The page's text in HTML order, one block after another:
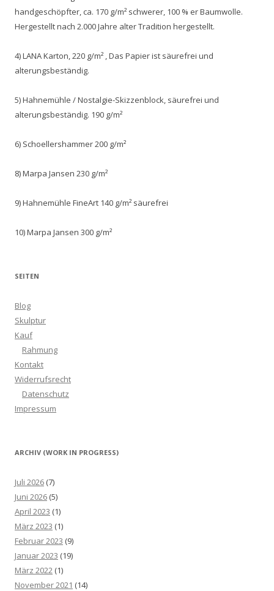
handgeschöpfter, ca. 170 g/m² schwerer, 100 % er Baumwolle.
Hergestellt nach 2.000 Jahre alter Tradition hergestellt.
4) LANA Karton, 220 g/m² , Das Papier ist säurefrei und
alterungsbeständig.
5) Hahnemühle / Nostalgie-Skizzenblock, säurefrei und
alterungsbeständig. 190 g/m²
6) Schoellershammer 200 g/m²
8) Marpa Jansen 230 g/m²
9) Hahnemühle FineArt 140 g/m² säurefrei
10) Marpa Jansen 300 g/m²
SEITEN
Blog
Skulptur
Kauf
Rahmung
Kontakt
Widerrufsrecht
Datenschutz
Impressum
ARCHIV (WORK IN PROGRESS)
Juli 2026 (7)
Juni 2026 (5)
April 2023 (1)
März 2023 (1)
Februar 2023 (9)
Januar 2023 (19)
März 2022 (1)
November 2021 (14)